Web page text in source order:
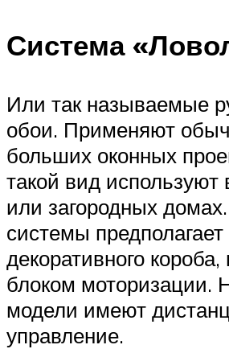
Система
Или так называемые
обои. Применяют
больших оконных
такой вид
или загородных
системы
декоративного короба,
блоком моторизации.
модели имеют
управление.